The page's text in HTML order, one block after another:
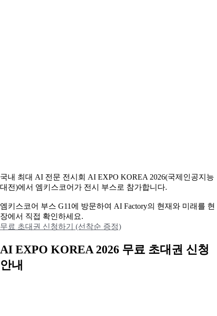
국내 최대 AI 전문 전시회 AI EXPO KOREA 2026(국제인공지능
대전)에서 엠키스코어가 전시 부스로 참가합니다.
엠키스코어 부스 G11에 방문하여 AI Factory의 현재와 미래를 현
장에서 직접 확인하세요.
무료 초대권 신청하기 (선착순 증정)
AI EXPO KOREA 2026 무료 초대권 신청
안내